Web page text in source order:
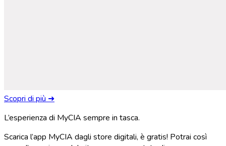
Scopri di più ➜
L’esperienza di MyCIA sempre in tasca.
Scarica l’app MyCIA dagli store digitali, è gratis! Potrai così